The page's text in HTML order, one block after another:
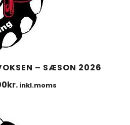
– SÆSON 2026
kr. inkl.moms